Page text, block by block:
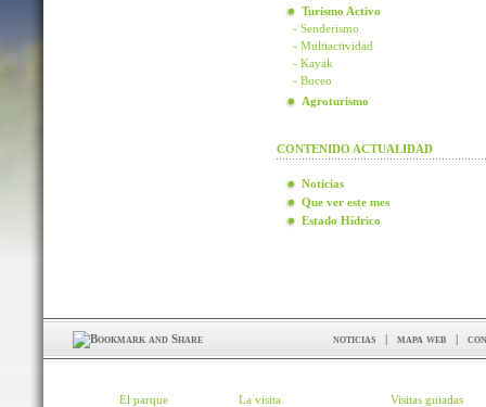
Turismo Activo
- Senderismo
- Multiactividad
- Kayak
- Buceo
Agroturismo
CONTENIDO ACTUALIDAD
Noticias
Que ver este mes
Estado Hídrico
noticias | mapa web |
El parque La visita Visitas guiadas